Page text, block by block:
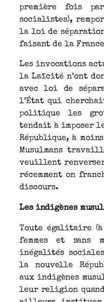
première fois par
socialistes),
la loi de
faisant de la
Les invocations
la Laïcité n’ont
avec loi de
l’État qui
politique les
tendait à imposer
République, à
Musulmans
veuillent renverser
récemment on
discours.
Les indigènes
Toute égalitaire
femmes et sans
inégalités
la nouvelle
aux indigènes
leur religion